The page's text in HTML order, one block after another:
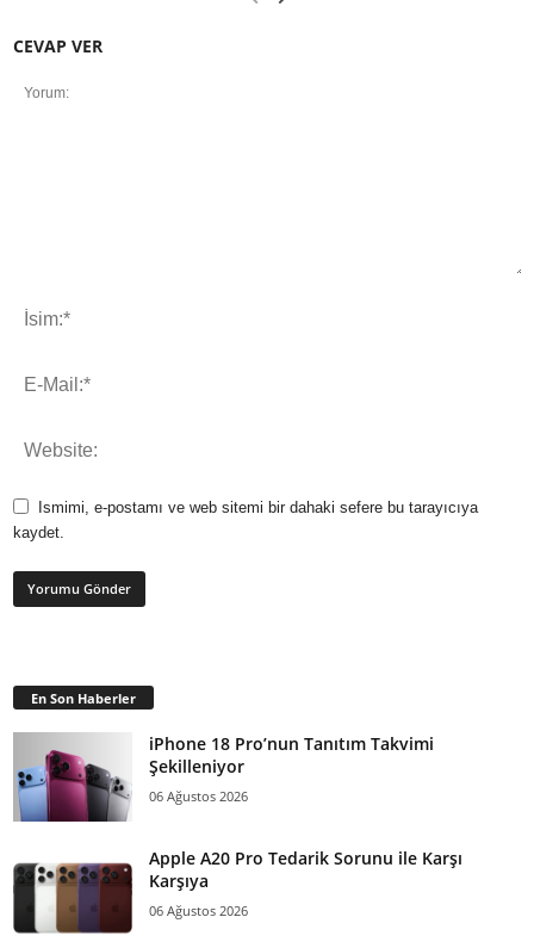
CEVAP VER
Ismimi, e-postamı ve web sitemi bir dahaki sefere bu tarayıcıya
kaydet.
En Son Haberler
iPhone 18 Pro’nun Tanıtım Takvimi
Şekilleniyor
06 Ağustos 2026
Apple A20 Pro Tedarik Sorunu ile Karşı
Karşıya
06 Ağustos 2026